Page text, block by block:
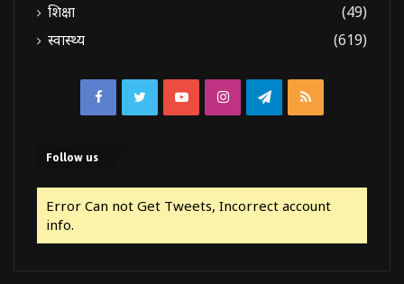
शिक्षा
(49)
स्वास्थ्य
(619)
FacebookTwitterYouTubeInstagramTelegram
RSS
Follow us
Error Can not Get Tweets, Incorrect account
info.